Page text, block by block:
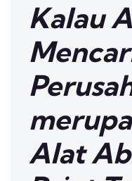
Kalau
Alat